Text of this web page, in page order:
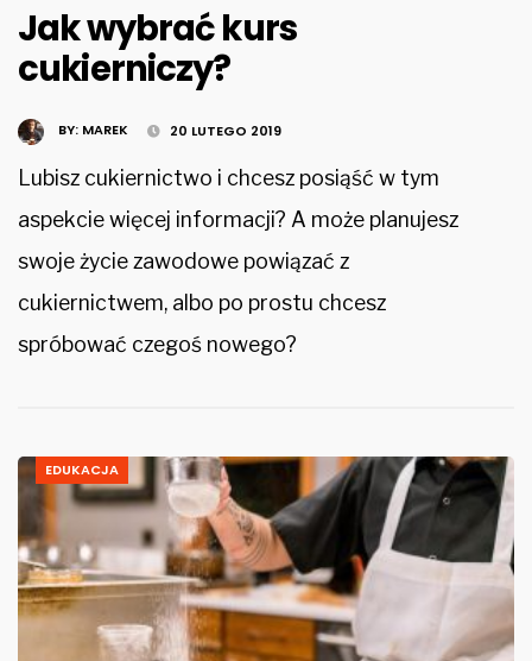
Jak wybrać kurs
cukierniczy?
BY: MAREK 20 LUTEGO 2019
Lubisz cukiernictwo i chcesz posiąść w tym
aspekcie więcej informacji? A może planujesz
swoje życie zawodowe powiązać z
cukiernictwem, albo po prostu chcesz
spróbować czegoś nowego?
EDUKACJA